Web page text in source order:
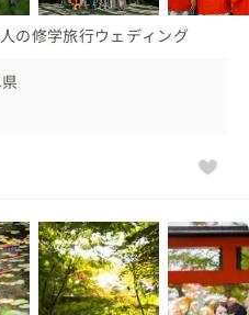
の修学旅行ウェディング